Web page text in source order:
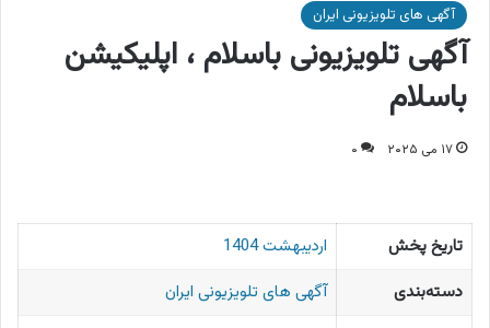
آگهی های تلویزیونی ایران
آگهی تلویزیونی باسلام ، اپلیکیشن
باسلام
۱۷ می ۲۰۲۵ ۰
تاریخ پخش
اردیبهشت 1404
دسته‌بندی
آگهی های تلویزیونی ایران